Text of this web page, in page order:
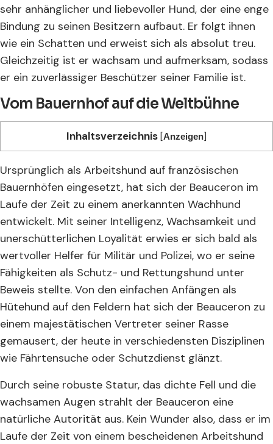
sehr anhänglicher und liebevoller Hund, der eine enge
Bindung zu seinen Besitzern aufbaut. Er folgt ihnen
wie ein Schatten und erweist sich als absolut treu.
Gleichzeitig ist er wachsam und aufmerksam, sodass
er ein zuverlässiger Beschützer seiner Familie ist.
Vom Bauernhof auf die Weltbühne
Inhaltsverzeichnis [Anzeigen]
Ursprünglich als Arbeitshund auf französischen
Bauernhöfen eingesetzt, hat sich der Beauceron im
Laufe der Zeit zu einem anerkannten Wachhund
entwickelt. Mit seiner Intelligenz, Wachsamkeit und
unerschütterlichen Loyalität erwies er sich bald als
wertvoller Helfer für Militär und Polizei, wo er seine
Fähigkeiten als Schutz- und Rettungshund unter
Beweis stellte. Von den einfachen Anfängen als
Hütehund auf den Feldern hat sich der Beauceron zu
einem majestätischen Vertreter seiner Rasse
gemausert, der heute in verschiedensten Disziplinen
wie Fährtensuche oder Schutzdienst glänzt.
Durch seine robuste Statur, das dichte Fell und die
wachsamen Augen strahlt der Beauceron eine
natürliche Autorität aus. Kein Wunder also, dass er im
Laufe der Zeit von einem bescheidenen Arbeitshund